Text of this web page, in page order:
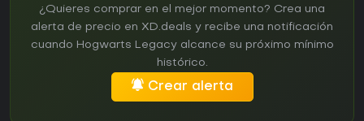
¿Quieres comprar en el mejor momento? Crea una
alerta de precio en XD.deals y recibe una notificación
cuando Hogwarts Legacy alcance su próximo mínimo
histórico.
Crear alerta